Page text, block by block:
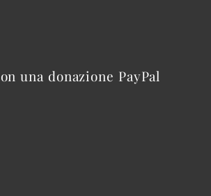
una donazione PayPal